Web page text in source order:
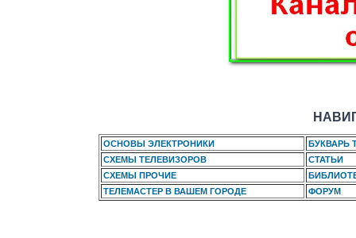
ОСНОВЫ ЭЛЕКТРОНИКИ
БУКВАРЬ
СХЕМЫ ТЕЛЕВИЗОРОВ
СТАТЬИ
СХЕМЫ ПРОЧИЕ
ТЕЛЕМАСТЕР В ВАШЕМ ГОРОДЕ
ФОРУМ